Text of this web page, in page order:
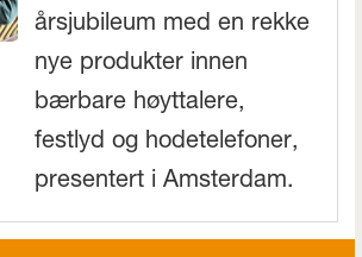
årsjubileum med en rekke
nye produkter innen
bærbare høyttalere,
festlyd og hodetelefoner,
presentert i Amsterdam.